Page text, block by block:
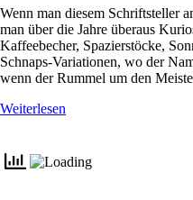
Wenn man diesem Schriftsteller
man über die Jahre überaus
Kaffeebecher, Spazierstöcke,
Schnaps-Variationen, wo der
wenn der Rummel um den
Weiterlesen